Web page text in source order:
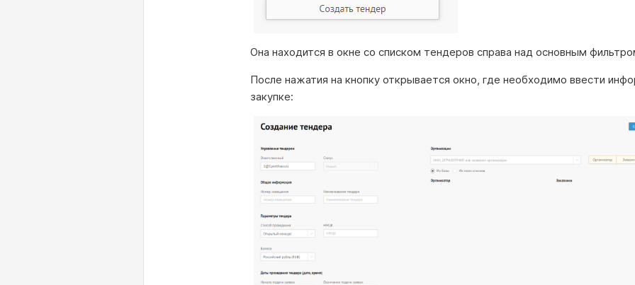
Она находится в окне со списком тендеров справа над основным
После нажатия на кнопку открывается окно, где необходимо ввести
закупке: